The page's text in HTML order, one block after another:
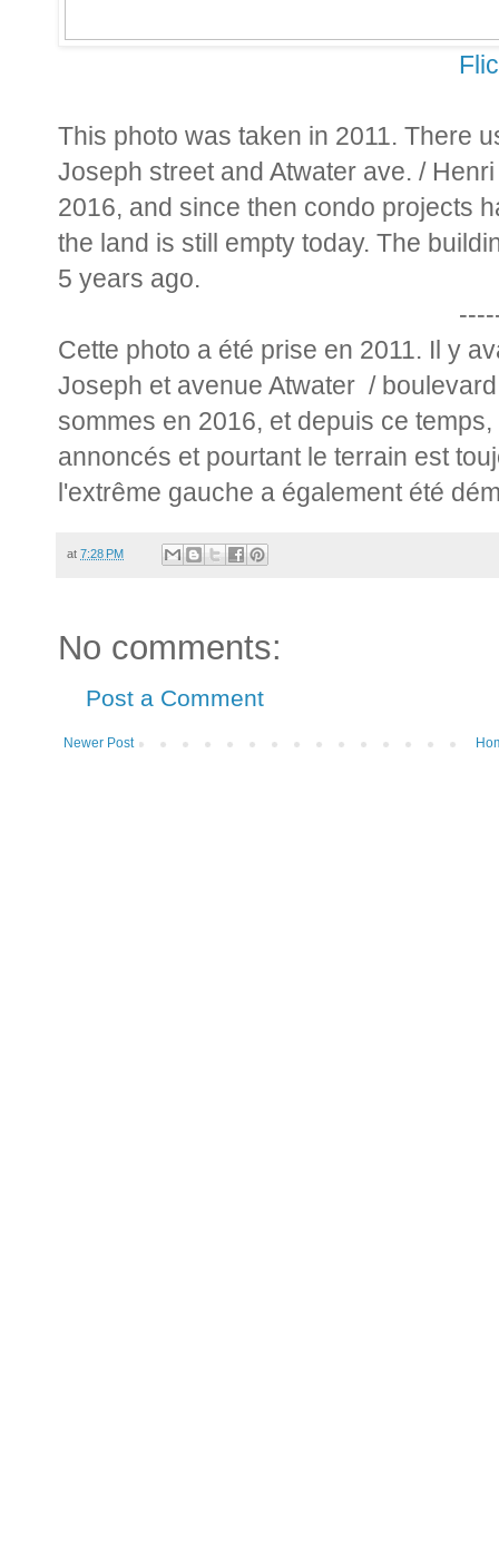
This photo was taken in 2011. There
Joseph street and Atwater ave. /
2016, and since then condo projects
the land is still empty today. The
5 years ago.
Cette photo a été prise en 2011. Il y
Joseph et avenue Atwater /
sommes en 2016, et depuis ce
annoncés et pourtant le terrain est
l'extrême gauche a également été
at 7:28 PM
No comments:
Post a Comment
Newer Post